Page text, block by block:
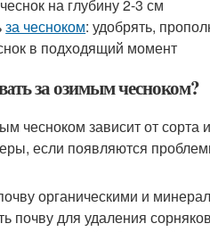
на глубину 2-3 см
за чесноком: удобрять,
в подходящий момент
за озимым чесноком?
чесноком зависит от
если появляются
органическими и
почву для удаления сорняков